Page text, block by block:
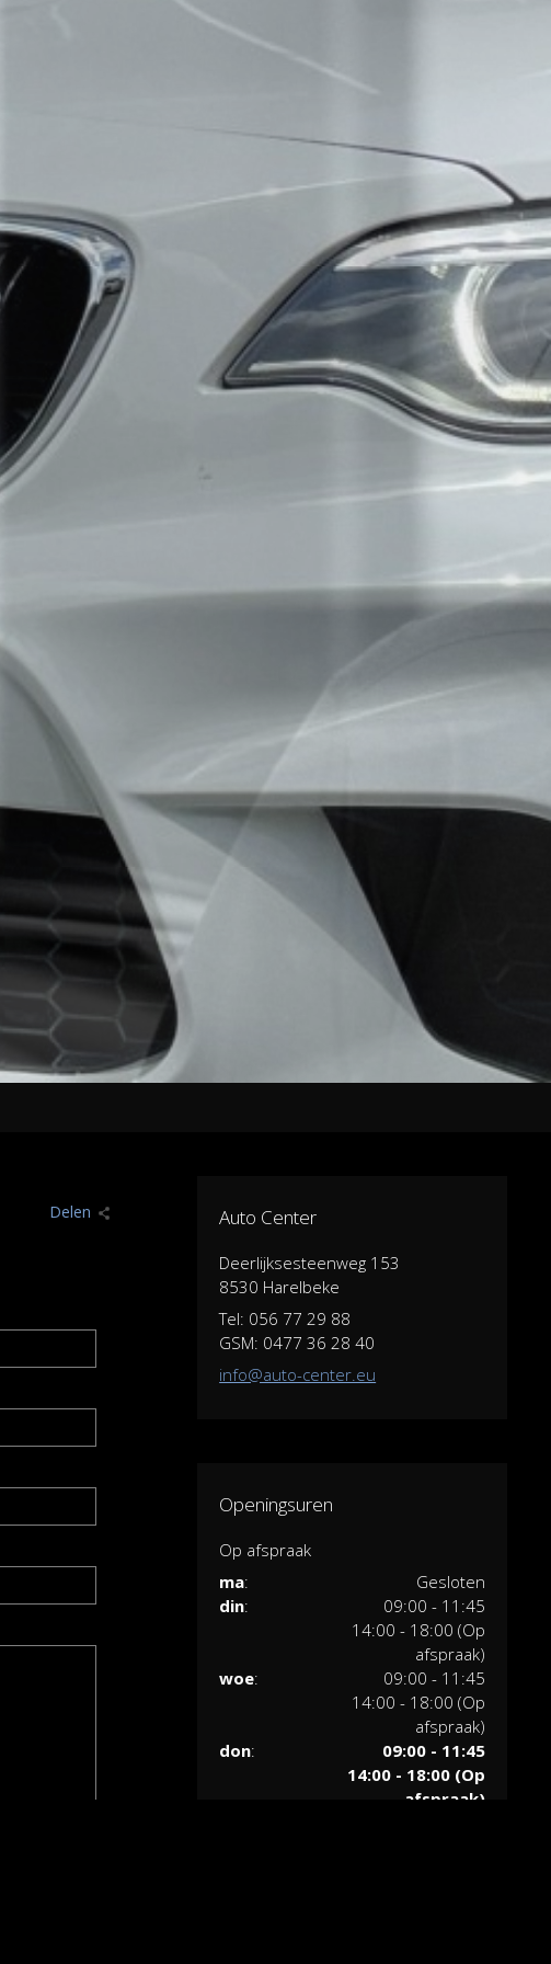
Delen Auto Center
Deerlijksesteenweg 153
8530 Harelbeke
Tel: 056 77 29 88
GSM: 0477 36 28 40
info@auto-center.eu
Openingsuren
Op afspraak
ma:
Gesloten
din:
09:00 - 11:45
14:00 - 18:00 (Op
afspraak)
woe:
09:00 - 11:45
14:00 - 18:00 (Op
afspraak)
don:
09:00 - 11:45
14:00 - 18:00 (Op
afspraak)